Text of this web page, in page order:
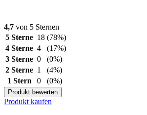
4,7 von 5 Sternen
5 Sterne 18 (78%)
4 Sterne 4
(17%)
3 Sterne 0
(0%)
2 Sterne 1
(4%)
1 Stern
0 (0%)
Produkt bewerten
Produkt kaufen